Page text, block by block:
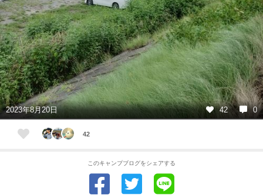
2023年8月20日 42 0
42
このキャンプブログをシェアする